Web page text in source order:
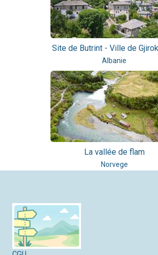
Site de Butrint - Ville de
Albanie
La vallée de flam
Norvege